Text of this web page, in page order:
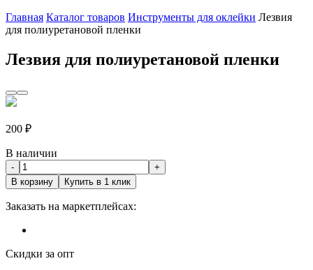
Главная Каталог товаров Инструменты для оклейки Лезвия
для полиуретановой пленки
Лезвия для полиуретановой пленки
200 ₽
В наличии
-
+
В корзину
Купить в 1 клик
Заказать на маркетплейсах:
Скидки за опт